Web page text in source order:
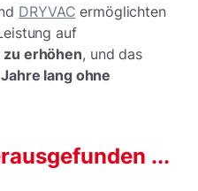
DRYVAC ermöglichten
auf
erhöhen, und das
lang ohne
...